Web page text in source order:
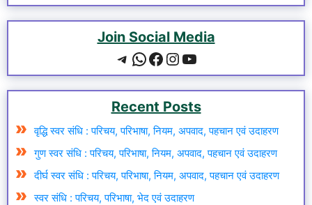
Join Social Media
Recent Posts
वृद्धि स्वर संधि : परिचय, परिभाषा, नियम, अपवाद, पहचान एवं उदाहरण
गुण स्वर संधि : परिचय, परिभाषा, नियम, अपवाद, पहचान एवं उदाहरण
दीर्घ स्वर संधि : परिचय, परिभाषा, नियम, अपवाद, पहचान एवं उदाहरण
स्वर संधि : परिचय, परिभाषा, भेद एवं उदाहरण